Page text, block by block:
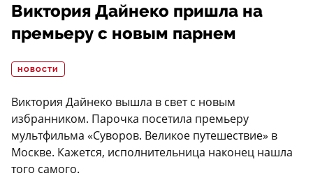
Виктория Дайнеко пришла на
премьеру с новым парнем
НОВОСТИ
Виктория Дайнеко вышла в свет с новым
избранником. Парочка посетила премьеру
мультфильма «Суворов. Великое путешествие» в
Москве. Кажется, исполнительница наконец нашла
того самого.